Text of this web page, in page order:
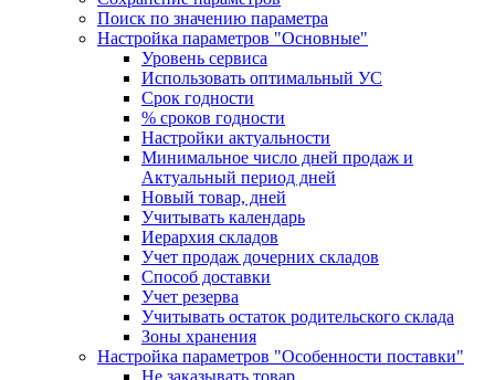
Поиск по значению параметра
Настройка параметров "Основные"
Уровень сервиса
Использовать оптимальный УС
Срок годности
% сроков годности
Настройки актуальности
Минимальное число дней продаж и
Актуальный период дней
Новый товар, дней
Учитывать календарь
Иерархия складов
Учет продаж дочерних складов
Способ доставки
Учет резерва
Учитывать остаток родительского склада
Зоны хранения
Настройка параметров "Особенности поставки"
Не заказывать товар.